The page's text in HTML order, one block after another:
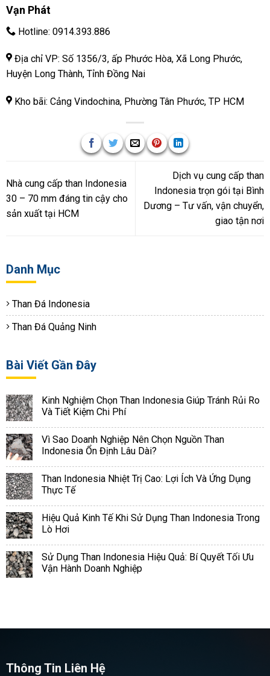
Danh Mục
Than Đá Indonesia
Than Đá Quảng Ninh
Bài Viết Gần Đây
Kinh Nghiệm Chọn Than Indonesia Giúp Tránh Rủi Ro
Và Tiết Kiệm Chi Phí
Vì Sao Doanh Nghiệp Nên Chọn Nguồn Than
Indonesia Ổn Định Lâu Dài?
Than Indonesia Nhiệt Trị Cao: Lợi Ích Và Ứng Dụng
Thực Tế
Hiệu Quả Kinh Tế Khi Sử Dụng Than Indonesia Trong
Lò Hơi
Sử Dụng Than Indonesia Hiệu Quả: Bí Quyết Tối Ưu
Vận Hành Doanh Nghiệp
Vạn Phát
Hotline: 0914.393.886
Địa chỉ VP: Số 1356/3, ấp Phước Hòa, Xã Long Phước,
Huyện Long Thành, Tỉnh Đồng Nai
Kho bãi: Cảng Vindochina, Phường Tân Phước, TP HCM
Nhà cung cấp than Indonesia
30 – 70 mm đáng tin cậy cho
sản xuất tại HCM
Dịch vụ cung cấp than
Indonesia trọn gói tại Bình
Dương – Tư vấn, vận chuyển,
giao tận nơi
Thông Tin Liên Hệ